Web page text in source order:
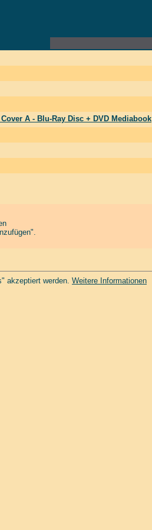
A - Blu-Ray Disc + DVD Mediabook
akzeptiert werden. Weitere Informationen